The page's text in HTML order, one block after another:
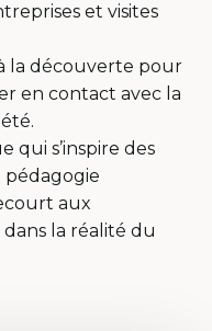
et visites
la découverte pour
en contact avec la
qui s’inspire des
pédagogie
aux
la réalité du